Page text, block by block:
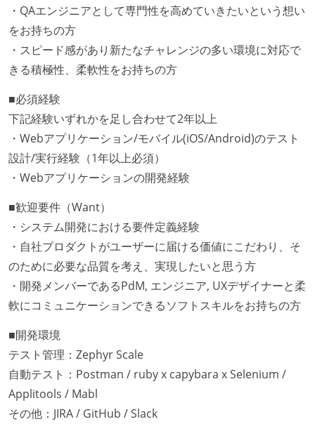
・QAエンジニアとして専門性を高めていきたいという想い
をお持ちの方
・スピード感があり新たなチャレンジの多い環境に対応で
きる積極性、柔軟性をお持ちの方
■必須経験
下記経験いずれかを足し合わせて2年以上
・Webアプリケーション/モバイル(iOS/Android)のテスト
設計/実行経験（1年以上必須）
・Webアプリケーションの開発経験
■歓迎要件（Want）
・システム開発における要件定義経験
・自社プロダクトがユーザーに届ける価値にこだわり、そ
のために必要な品質を考え、実現したいと思う方
・開発メンバーであるPdM, エンジニア, UXデザイナーと柔
軟にコミュニケーションできるソフトスキルをお持ちの方
■開発環境
テスト管理：Zephyr Scale
自動テスト：Postman / ruby x capybara x Selenium /
Applitools / Mabl
その他：JIRA / GitHub / Slack